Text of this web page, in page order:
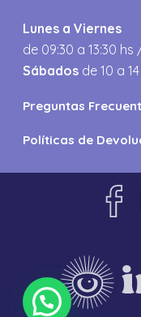
Lunes a Viernes
de 09:30 a 13:30 hs
Sábados de 10 a
Preguntas
Políticas de